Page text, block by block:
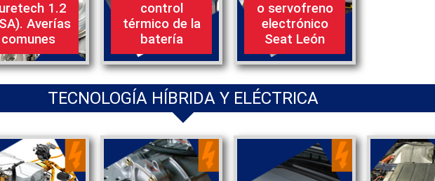
1.2
Averías
comunes
control
térmico de la
batería
o servofreno
electrónico
Seat León
TECNOLOGÍA HÍBRIDA Y ELÉCTRICA